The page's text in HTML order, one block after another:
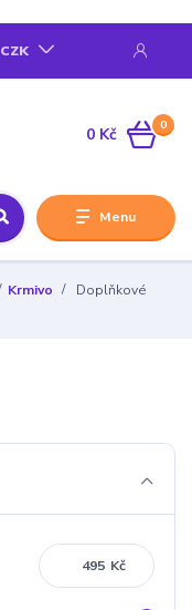
Menu
CZK
0
0 Kč
Krmivo
Doplňkové
Kč